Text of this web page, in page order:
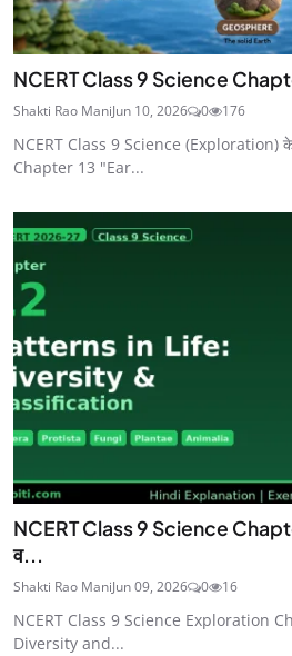
NCERT Class 9 Science
Shakti Rao ManiJun 10, 2026 0 176
NCERT Class 9 Science (Exploration) के
Chapter 13 "Ear...
NCERT Class 9 Science
व...
Shakti Rao ManiJun 09, 2026 0 16
NCERT Class 9 Science Exploration
Diversity and...